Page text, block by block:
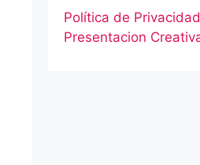
Política de
Presentacion